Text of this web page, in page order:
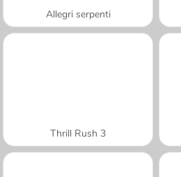
Allegri serpenti
Thrill Rush 3